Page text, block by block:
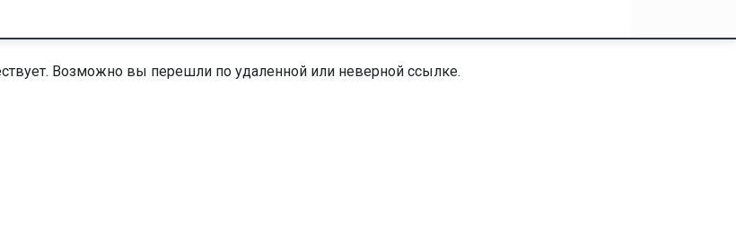
Возможно вы перешли по удаленной или неверной ссылке.